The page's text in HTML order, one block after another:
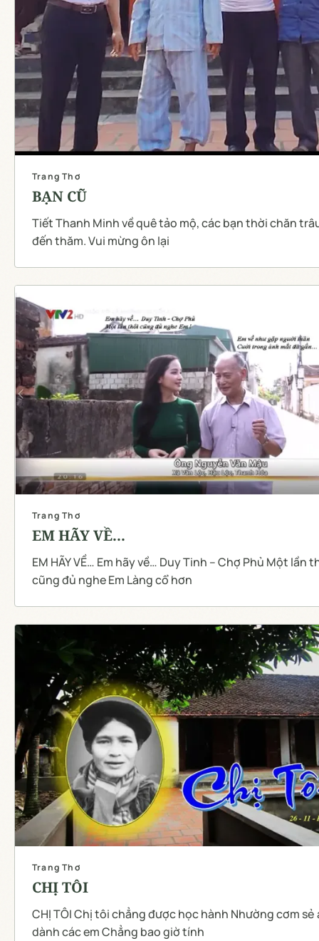
Trang Thơ
BẠN CŨ
Tiết Thanh Minh về quê tảo mộ, các bạn thời chăn
đến thăm. Vui mừng ôn lại
Trang Thơ
EM HÃY VỀ...
EM HÃY VỀ… Em hãy về… Duy Tinh – Chợ Phủ Một lần thôi
cũng đủ nghe Em Làng cổ hơn
Trang Thơ
CHỊ TÔI
CHỊ TÔI Chị tôi chẳng được học hành Nhường cơm sẻ
dành các em Chẳng bao giờ tính